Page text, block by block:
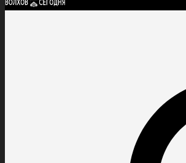
КУЛЬТУРА
ПОСЕЛЕНИЯ